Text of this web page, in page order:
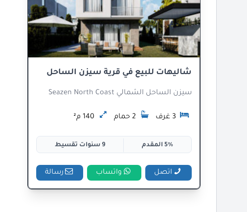
شاليهات للبيع في قرية سيزن الساحل
سيزن الساحل الشمالي Seazen North Coast
3 غرف 2 حمام 140 م²
5% المقدم 9 سنوات تقسيط
اتصل واتساب رسالة